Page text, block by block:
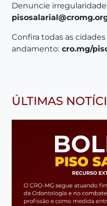
Denuncie
Confira todas as
andamento: cro.mg/
ÚLTIMAS